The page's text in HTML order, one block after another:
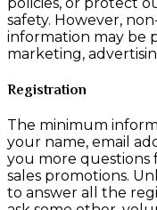
safety. However,
information may be
marketing,
Registration
The minimum
your name, email
you more questions
sales promotions.
to answer all the